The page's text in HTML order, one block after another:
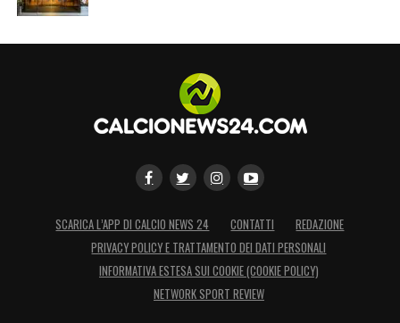
SCARICA L’APP DI CALCIO NEWS 24 CONTATTI
REDAZIONE
PRIVACY POLICY E TRATTAMENTO DEI DATI PERSONALI
INFORMATIVA ESTESA SUI COOKIE (COOKIE POLICY)
NETWORK SPORT REVIEW